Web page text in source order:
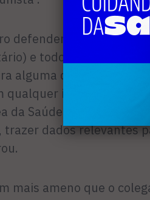
defender o doutor
e todos os que
alguma que se venha
qualquer indício de
da Saúde. Porque a
trazer dados relevantes
mais ameno que o